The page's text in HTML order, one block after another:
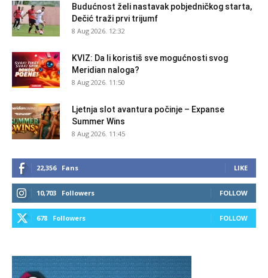
Budućnost želi nastavak pobjedničkog starta,
Dečić traži prvi trijumf
8 Aug 2026. 12:32
KVIZ: Da li koristiš sve mogućnosti svog
Meridian naloga?
8 Aug 2026. 11:50
Ljetnja slot avantura počinje – Expanse
Summer Wins
8 Aug 2026. 11:45
22,356 Fans LIKE
10,703 Followers FOLLOW
678 Followers FOLLOW